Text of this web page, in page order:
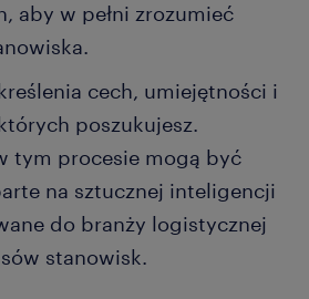
aby w pełni zrozumieć
cech, umiejętności i
poszukujesz.
tym procesie mogą być
na sztucznej inteligencji
do branży logistycznej
stanowisk.